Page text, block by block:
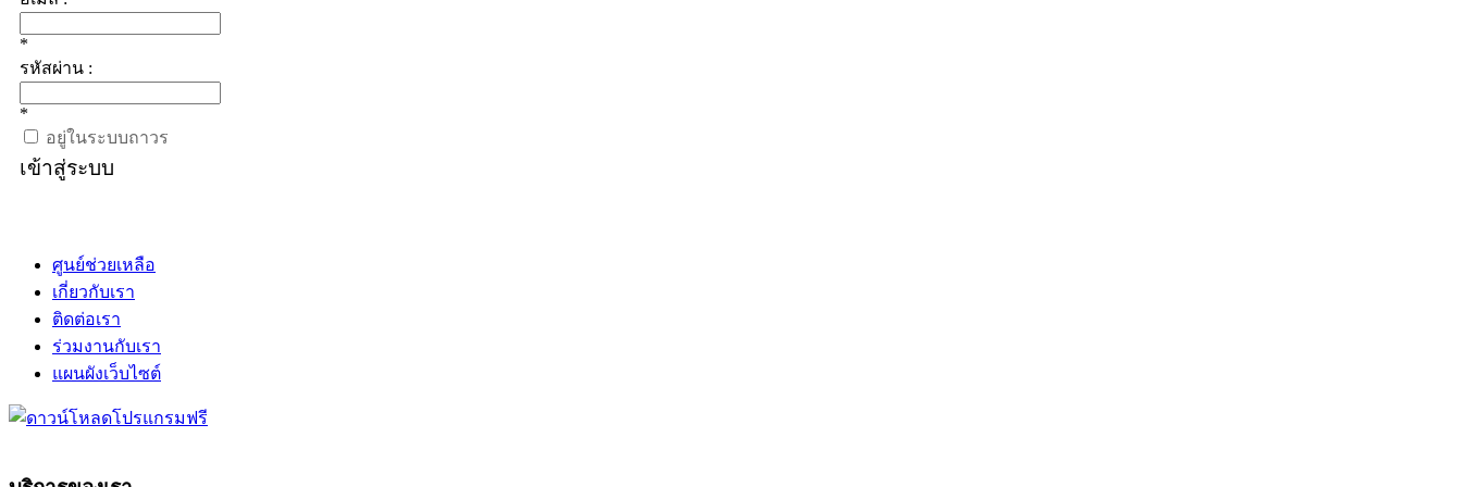
*
รหัสผ่าน :
*
อยู่ในระบบถาวร
เข้าสู่ระบบ
ศูนย์ช่วยเหลือ
เกี่ยวกับเรา
ติดต่อเรา
ร่วมงานกับเรา
แผนผังเว็บไซต์